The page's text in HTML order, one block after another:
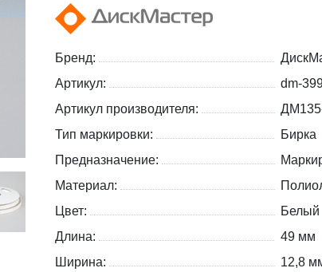
Бренд:
Артикул:
dm-
Артикул производителя:
Тип маркировки:
Бирка
Предназначение:
Материал:
Цвет:
Белый
Длина:
49 мм
Ширина:
12,8